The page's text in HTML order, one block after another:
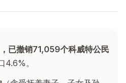
已撤销71,059个科威特公民
。